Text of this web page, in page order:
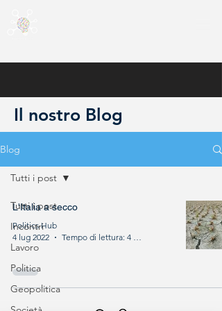
Il nostro Blog
Blog
Tutti i post
Incontri
Lavoro
Politica
Geopolitica
Tutti i post
L'Italia a secco
Politics Hub
4 lug 2022
Tempo di lettura: 4 min